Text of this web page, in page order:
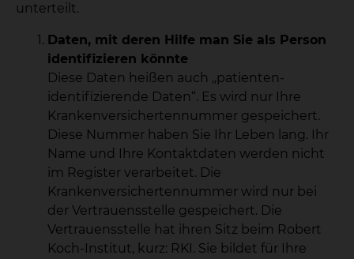
unterteilt.
Daten, mit deren Hilfe man Sie als Person
identifizieren könnte
Diese Daten heißen auch „patienten-
identifizierende Daten“. Es wird nur Ihre
Krankenversichertennummer gespeichert.
Diese Nummer haben Sie Ihr Leben lang. Ihr
Name und Ihre Kontaktdaten werden nicht
im Register verarbeitet. Die
Krankenversichertennummer wird nur bei
der Vertrauensstelle gespeichert. Die
Vertrauensstelle hat ihren Sitz beim Robert
Koch-Institut, kurz: RKI. Sie bildet für Ihre